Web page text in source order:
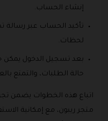
إنشاء الحساب.
تأكيد الحساب عبر رسالة
لحظات.
بعد تسجيل الدخول يمكن
حالة الطلبات، والتمتع
اتباع هذه الخطوات يضمن
متجر ريبون، مع إمكانية